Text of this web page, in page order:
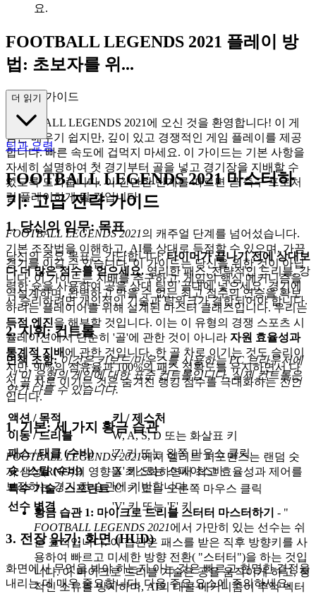
요.
FOOTBALL LEGENDS 2021 플레이 방
법: 초보자를 위...
한 완벽 가이드
FOOTBALL LEGENDS 2021에 오신 것을 환영합니다! 이 게
임은 배우기 쉽지만, 깊이 있고 경쟁적인 게임 플레이를 제공
합니다. 빠른 속도에 겁먹지 마세요. 이 가이드는 기본 사항을
자세히 설명하여 첫 경기부터 골을 넣고 경기장을 지배할 수
있도록 도와줍니다. 이 간단한 단계를 따르면 곧 축구 프로처
럼 플레이하게 될 것입니다.
1. 당신의 임무: 목표
당신의 주요 목표는 간단합니다:타이머가 끝나기 전에 상대보
다 더 많은 점수를 얻으세요.영리한 패스, 전략적인 드리블, 강
력한 슛을 사용하여 공을 상대 팀의 골대에 넣으세요. 경기에
서 승리하려면 개인적인 기술과 팀워크가 결합되어야 합니다.
2. 지휘: 컨트롤
면책 조항: 이것은 키보드/마우스를 사용하는 PC 브라우저에
서 이 유형의 게임에 대한 표준 컨트롤입니다. 실제 컨트롤은
약간 다를 수 있습니다.
액션 / 목적
키 / 제스처
이동 / 드리블
W, A, S, D 또는 화살표 키
패스 / 태클 (수비)
'Z' 키 또는 왼쪽 마우스 클릭
슛 / 스틸 (수비)
'X' 키 또는 스페이스바
특수 기술 / 스프린트 'C' 키 또는 오른쪽 마우스 클릭
선수 변경
'V' 키 또는 'E' 키
3. 전장 읽기: 화면 (HUD)
화면에서 무엇을 봐야 하는지 아는 것은 빠르고 현명한 결정을
내리는 데 매우 중요합니다. 다음 주요 요소에 주의하세요.
더 읽기
팁과 요령
FOOTBALL LEGENDS 2021 마스터하
기: 고급 전략 가이드
FOOTBALL LEGENDS 2021의 캐주얼 단계를 넘어섰습니다.
기본 조작법을 이해하고, AI를 상대로 득점할 수 있으며, 가끔
경기를 이길 수 있습니다. 이 가이드는 당신을 위한 것이 아닙
니다. 이 가이드는 지배를 추구하고, 게임의 핵심 메커니즘을
역설계하며, 완벽하고 막을 수 없는 최고 점수의 연승을 확보
하려는 플레이어를 위해 설계된 마스터 클래스입니다. 우리는
득점 엔진을 해부할 것입니다. 이는 이 유형의 경쟁 스포츠 시
뮬레이션에서 단순히 '골'에 관한 것이 아니라 자원 효율성과
통계적 지배 에 관한 것입니다. 한 골 차로 이기는 것도 승리이
지만, 90%의 점유율과 100%의 패스 정확도를 유지하면서 다
섯 골 차로 이기는 것은 숨겨진 랭킹 점수를 극대화하는선언
입니다.
1. 기본: 세 가지 황금 습관
FOOTBALL LEGENDS 2021에서 엘리트 퍼포먼스는 랜덤 숫
자 생성(RNG)의 영향을 최소화하면서 최고 효율성과 제어를
보장하는 경기 전 습관에 기반합니다.
황금 습관 1: 마이크로 드리블 스터터 마스터하기 - "
FOOTBALL LEGENDS 2021에서 가만히 있는 선수는 쉬
운 표적입니다. 이 습관은 패스를 받은 직후 방향키를 사
용하여 빠르고 미세한 방향 전환( "스터터")을 하는 것입
니다. 이 마이크로 드리블 기술은 공을 움직이게 하고, 정
적인 소유를 방지하며, AI의 태클 메커니즘이 추적 벡터